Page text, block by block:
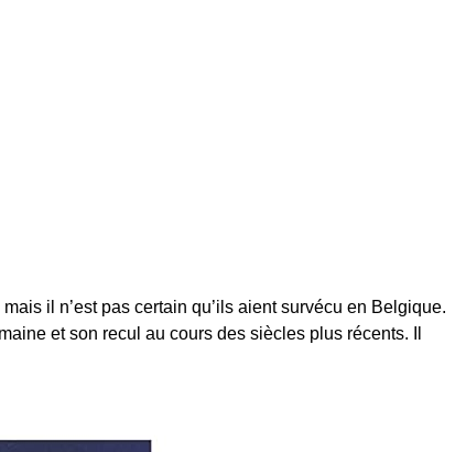
il n’est pas certain qu’ils aient survécu en Belgique.
et son recul au cours des siècles plus récents. Il